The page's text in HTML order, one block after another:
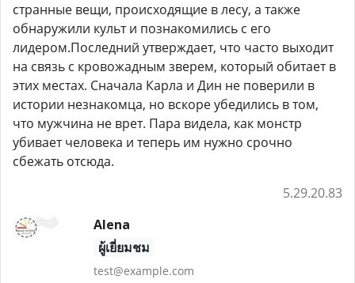
странные вещи, происходящие в лесу, а также
обнаружили культ и познакомились с его
лидером.Последний утверждает, что часто выходит
на связь с кровожадным зверем, который обитает в
этих местах. Сначала Карла и Дин не поверили в
истории незнакомца, но вскоре убедились в том,
что мужчина не врет. Пара видела, как монстр
убивает человека и теперь им нужно срочно
сбежать отсюда.
5.29.20.83
Alena
ผู้เยี่ยมชม
test@example.com